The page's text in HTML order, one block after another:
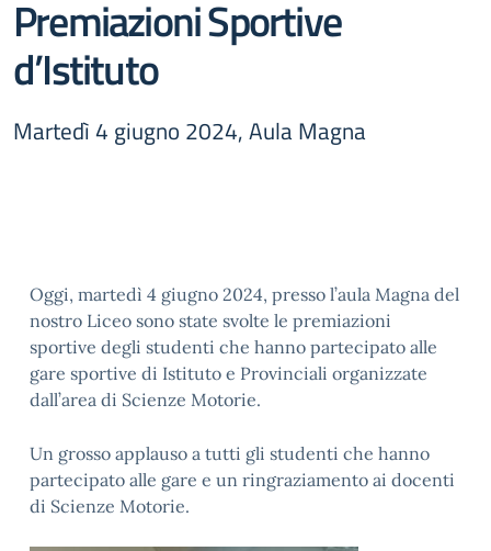
Premiazioni Sportive
d’Istituto
Martedì 4 giugno 2024, Aula Magna
Oggi, martedì 4 giugno 2024, presso l’aula Magna del
nostro Liceo sono state svolte le premiazioni
sportive degli studenti che hanno partecipato alle
gare sportive di Istituto e Provinciali organizzate
dall’area di Scienze Motorie.
Un grosso applauso a tutti gli studenti che hanno
partecipato alle gare e un ringraziamento ai docenti
di Scienze Motorie.